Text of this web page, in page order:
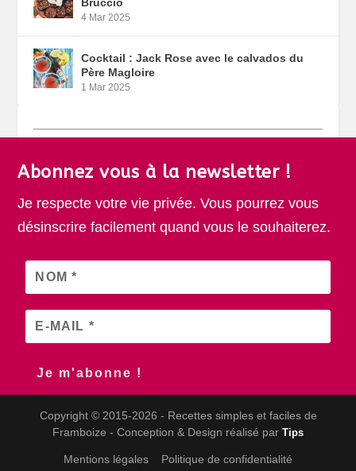
4 Mar 2025
Cocktail : Jack Rose avec le calvados du
Père Magloire
1 Mar 2025
Abonnez vous à la newsletter !
Je respecte votre vie privée. Vous pourrez vous
désinscrire facilement quand vous le souhaiterez.
Copyright © 2015-2026 - Recettes simples et faciles de
Framboize - Conception & Design réalisé par Tips
Mentions légales Politique de confidentialité